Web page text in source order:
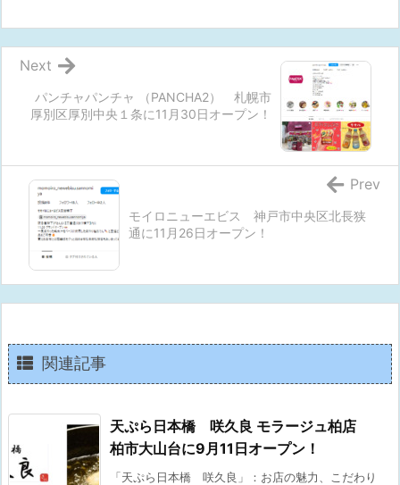
パンチャパンチャ （PANCHA2） 札幌市
厚別区厚別中央１条に11月30日オープン！
Next
モイロニューエビス 神戸市中央区北長狭
通に11月26日オープン！
Prev
関連記事
天ぷら日本橋 咲久良 モラージュ柏店
柏市大山台に9月11日オープン！
「天ぷら日本橋 咲久良」：お店の魅力、こだわり